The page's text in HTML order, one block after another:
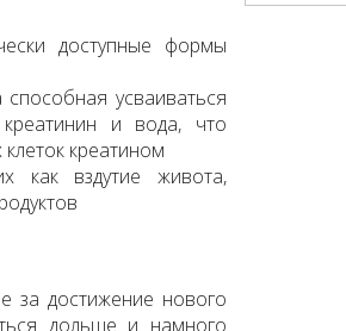
доступные формы
усваиваться
и вода, что
креатином
как вздутие живота,
за достижение нового
дольше и намного